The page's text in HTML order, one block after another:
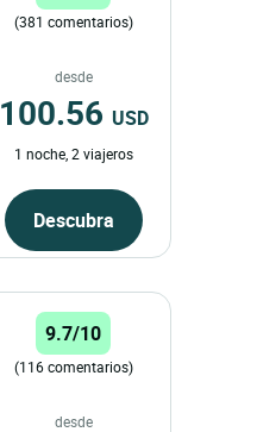
(381 comentarios)
desde
100.56 USD
1 noche, 2 viajeros
Descubra
9.7/10
(116 comentarios)
desde